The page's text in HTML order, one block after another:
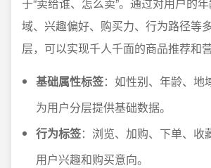
域、兴趣偏好、购买力、行为路径等
层，可以实现千人千面的商品推荐和
基础属性标签：如性别、年龄、地
为用户分层提供基础数据。
行为标签：浏览、加购、下单、收
用户兴趣和购买意向。